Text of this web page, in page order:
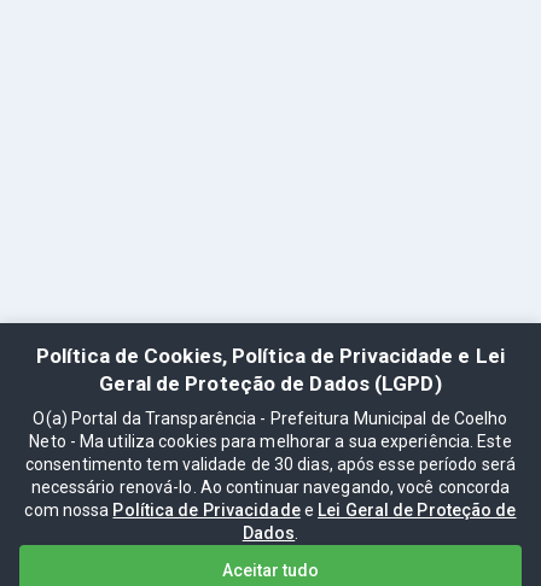
Política de Cookies, Política de Privacidade e Lei
Geral de Proteção de Dados (LGPD)
O(a) Portal da Transparência - Prefeitura Municipal de Coelho
Neto - Ma utiliza cookies para melhorar a sua experiência. Este
consentimento tem validade de 30 dias, após esse período será
necessário renová-lo. Ao continuar navegando, você concorda
com nossa Política de Privacidadee Lei Geral de Proteção de
Dados
Aceitar tudo